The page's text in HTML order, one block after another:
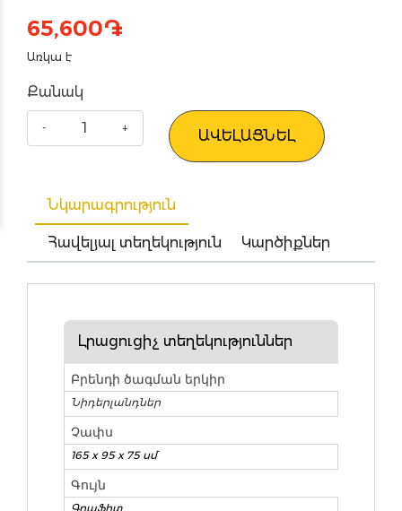
65,600֏
Առկա է
Քանակ
ԱՎԵԼԱՑՆԵԼ
Նկարագրություն
Հավելյալ տեղեկություն Կարծիքներ
Լրացուցիչ տեղեկություններ
Բրենդի ծագման երկիր
Նիդերլանդներ
Չափս
165 x 95 x 75 սմ
Գույն
Գրաֆիտ